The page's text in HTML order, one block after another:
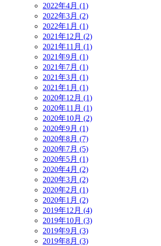
2022年4月 (1)
2022年3月 (2)
2022年1月 (1)
2021年12月 (2)
2021年11月 (1)
2021年9月 (1)
2021年7月 (1)
2021年3月 (1)
2021年1月 (1)
2020年12月 (1)
2020年11月 (1)
2020年10月 (2)
2020年9月 (1)
2020年8月 (7)
2020年7月 (5)
2020年5月 (1)
2020年4月 (2)
2020年3月 (2)
2020年2月 (1)
2020年1月 (2)
2019年12月 (4)
2019年10月 (3)
2019年9月 (3)
2019年8月 (3)